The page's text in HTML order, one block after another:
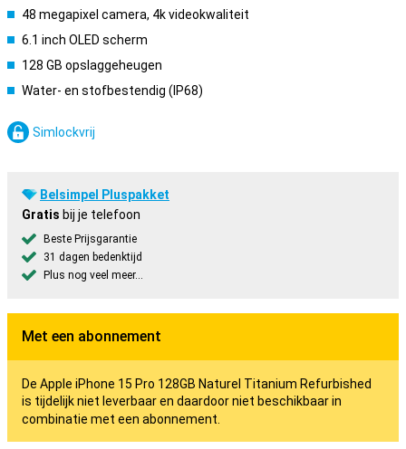
48 megapixel camera, 4k videokwaliteit
6.1 inch OLED scherm
128 GB opslaggeheugen
Water- en stofbestendig (IP68)
Simlockvrij
Belsimpel Pluspakket
Gratis bij je telefoon
Beste Prijsgarantie
31 dagen bedenktijd
Plus nog veel meer...
Met een abonnement
De Apple iPhone 15 Pro 128GB Naturel Titanium Refurbished
is tijdelijk niet leverbaar en daardoor niet beschikbaar in
combinatie met een abonnement.